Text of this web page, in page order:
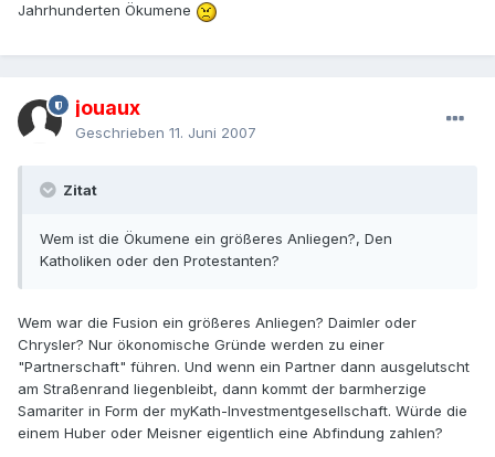
Jahrhunderten Ökumene
jouaux
Geschrieben 11. Juni 2007
Zitat
Wem ist die Ökumene ein größeres Anliegen?, Den
Katholiken oder den Protestanten?
Wem war die Fusion ein größeres Anliegen? Daimler oder
Chrysler? Nur ökonomische Gründe werden zu einer
"Partnerschaft" führen. Und wenn ein Partner dann ausgelutscht
am Straßenrand liegenbleibt, dann kommt der barmherzige
Samariter in Form der myKath-Investmentgesellschaft. Würde die
einem Huber oder Meisner eigentlich eine Abfindung zahlen?